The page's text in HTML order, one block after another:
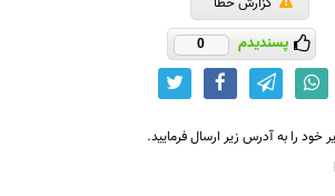
پسندیدم 0
خود را به آدرس زیر ارسال فرمایید.